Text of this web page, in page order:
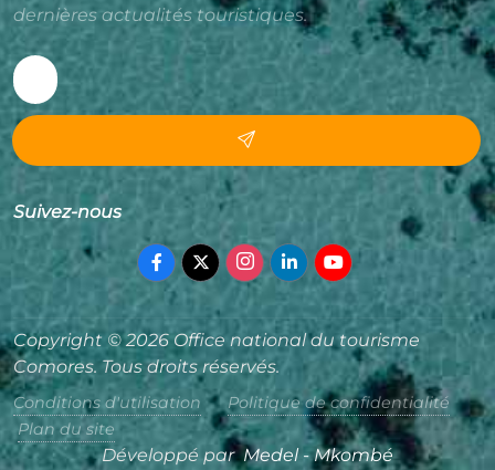
dernières actualités touristiques.
Suivez-nous
Copyright © 2026 Office national du tourisme
Comores. Tous droits réservés.
Conditions d'utilisation
Politique de confidentialité
Plan du site
Développé par Medel - Mkombé